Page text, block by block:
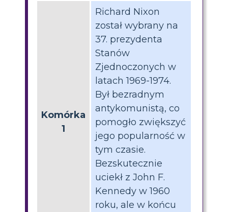
Komórka
1
Richard Nixon
został wybrany na
37. prezydenta
Stanów
Zjednoczonych w
latach 1969-1974.
Był bezradnym
antykomunistą, co
pomogło zwiększyć
jego popularność w
tym czasie.
Bezskutecznie
uciekł z John F.
Kennedy w 1960
roku, ale w końcu